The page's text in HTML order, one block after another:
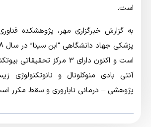
است.
به گزارش خبرگزاري مهر، پژوهشکده
است و اکنون دارای 3 مرکز
آنتی بادی منوکلونال و نانوتکنولوژی
پژوهشی – درمانی ناباروری و سقط مکرر